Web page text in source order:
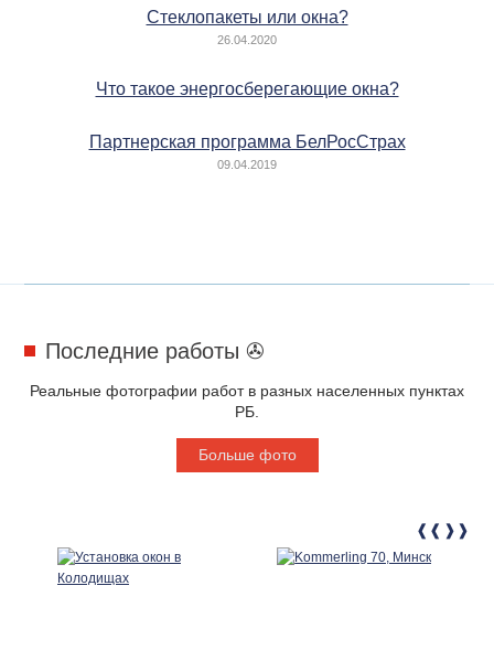
Стеклопакеты или окна?
26.04.2020
Что такое энергосберегающие окна?
Партнерская программа БелРосСтрах
09.04.2019
Последние работы ✇
Реальные фотографии работ в разных населенных пунктах
РБ.
Больше фото